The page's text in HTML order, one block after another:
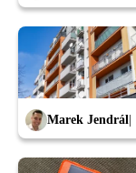
Marek Jendrál